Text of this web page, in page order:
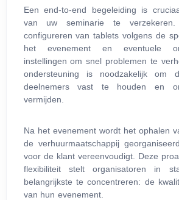
Een end-to-end begeleiding is
van uw seminarie te
configureren van tablets volgens de
het evenement en eventuele
instellingen om snel problemen te
ondersteuning is noodzakelijk om
deelnemers vast te houden en
vermijden.
Na het evenement wordt het ophalen
de verhuurmaatschappij
voor de klant vereenvoudigt. Deze
flexibiliteit stelt organisatoren in
belangrijkste te concentreren: de
van hun evenement.